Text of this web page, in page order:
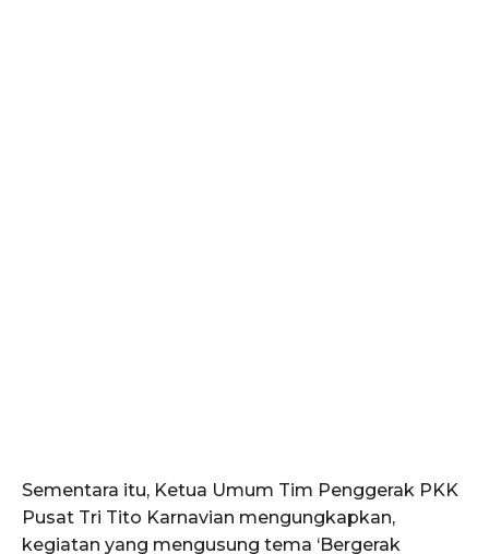
Sementara itu, Ketua Umum Tim Penggerak PKK
Pusat Tri Tito Karnavian mengungkapkan,
kegiatan yang mengusung tema ‘Bergerak